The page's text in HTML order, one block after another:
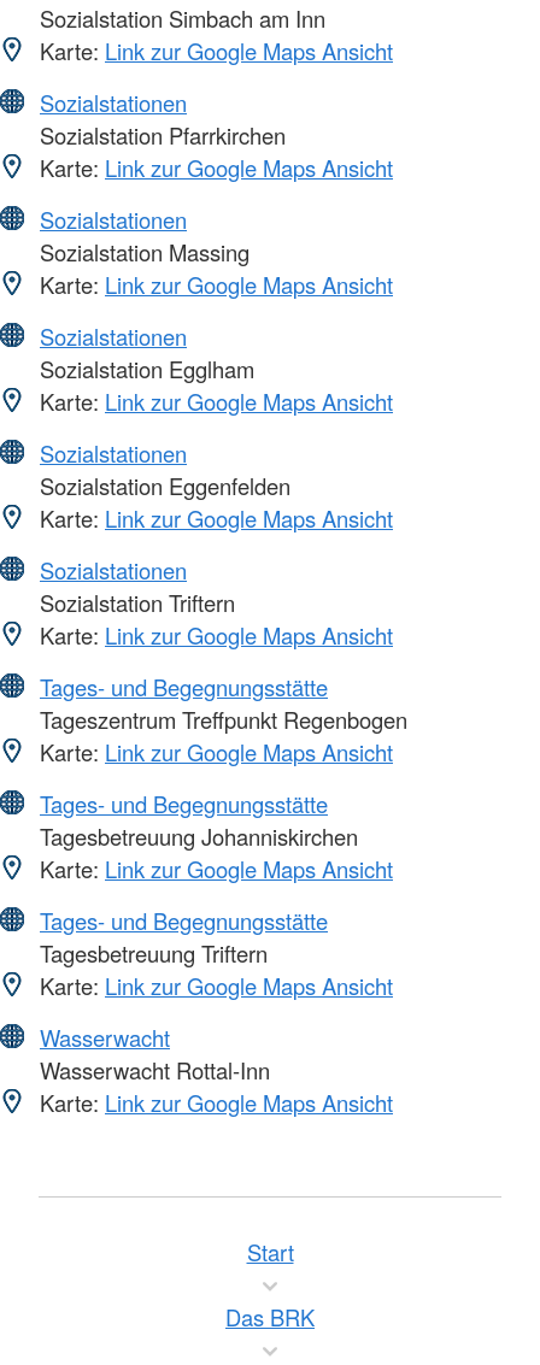
Sozialstation Simbach am Inn
Karte: Link zur Google Maps Ansicht
Sozialstationen
Sozialstation Pfarrkirchen
Karte: Link zur Google Maps Ansicht
Sozialstationen
Sozialstation Massing
Karte: Link zur Google Maps Ansicht
Sozialstationen
Sozialstation Egglham
Karte: Link zur Google Maps Ansicht
Sozialstationen
Sozialstation Eggenfelden
Karte: Link zur Google Maps Ansicht
Sozialstationen
Sozialstation Triftern
Karte: Link zur Google Maps Ansicht
Tages- und Begegnungsstätte
Tageszentrum Treffpunkt Regenbogen
Karte: Link zur Google Maps Ansicht
Tages- und Begegnungsstätte
Tagesbetreuung Johanniskirchen
Karte: Link zur Google Maps Ansicht
Tages- und Begegnungsstätte
Tagesbetreuung Triftern
Karte: Link zur Google Maps Ansicht
Wasserwacht
Wasserwacht Rottal-Inn
Karte: Link zur Google Maps Ansicht
Start
Das BRK